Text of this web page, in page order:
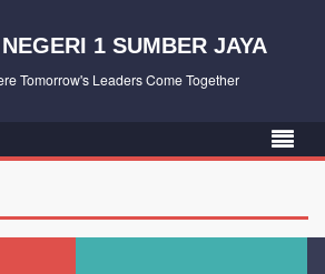
1 SUMBER JAYA
Tomorrow's Leaders Come Together